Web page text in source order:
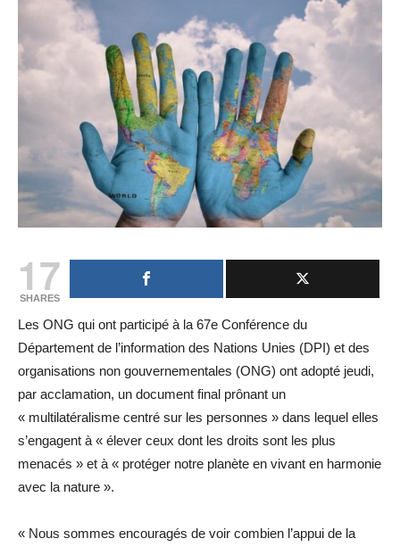
17
SHARES
Les ONG qui ont participé à la 67e Conférence du
Département de l’information des Nations Unies (DPI) et des
organisations non gouvernementales (ONG) ont adopté jeudi,
par acclamation, un document final prônant un
« multilatéralisme centré sur les personnes » dans lequel elles
s’engagent à « élever ceux dont les droits sont les plus
menacés » et à « protéger notre planète en vivant en harmonie
avec la nature ».
« Nous sommes encouragés de voir combien l’appui de la